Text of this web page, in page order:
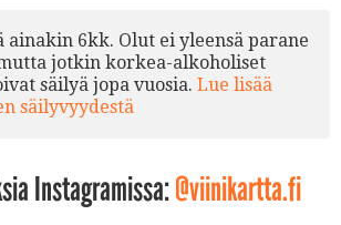
ainakin 6kk. Olut ei yleensä parane
jotkin korkea-alkoholiset
säilyä jopa vuosia. Lue lisää
säilyvyydestä
Instagramissa:@viinikartta.fi